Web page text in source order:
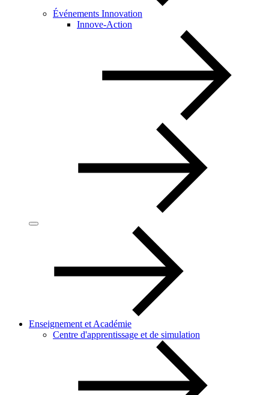
Événements Innovation
Innove-Action
Enseignement et Académie
Centre d'apprentissage et de simulation